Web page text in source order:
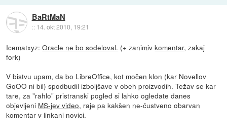
BaRtMaN
:: 14. okt 2010, 19:21
Icematxyz:Oracle ne bo sodeloval. (+ zanimivkomentar, zakaj
fork)
V bistvu upam, da bo LibreOffice, kot močen klon (kar Novellov
GoOO ni bil) spodbudil izboljšave v obeh proizvodih. Težav se kar
tare, za "rahlo" pristranski pogled si lahko ogledate danes
objevljeni MS-jev video, raje pa kakšen ne-čustveno obarvan
komentar v linkani novici.